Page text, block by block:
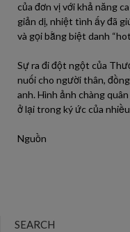
của đơn vị với khả năng
giản dị, nhiệt tình ấy đã
và gọi bằng biệt danh
Sự ra đi đột ngột của
nuối cho người thân,
anh. Hình ảnh chàng
ở lại trong ký ức của
Nguồn
SEARCH